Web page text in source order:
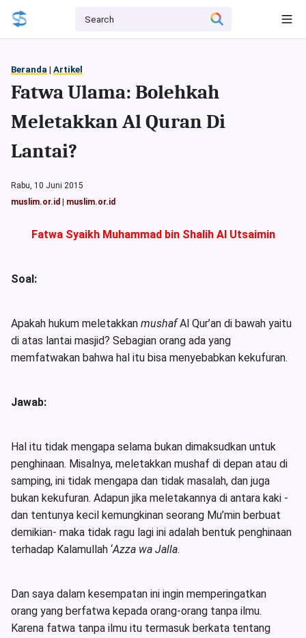
Beranda | Artikel
Fatwa Ulama: Bolehkah
Meletakkan Al Quran Di
Lantai?
Rabu, 10 Juni 2015
muslim.or.id
muslim.or.id
Fatwa Syaikh Muhammad bin Shalih Al Utsaimin
Soal:
Apakah hukum meletakkan mushafAl Qur’an di bawah yaitu
di atas lantai masjid? Sebagian orang ada yang
memfatwakan bahwa hal itu bisa menyebabkan kekufuran.
Jawab:
Hal itu tidak mengapa selama bukan dimaksudkan untuk
penghinaan. Misalnya, meletakkan mushaf di depan atau di
samping, ini tidak mengapa dan tidak masalah, dan juga
bukan kekufuran. Adapun jika meletakannya di antara kaki -
dan tentunya kecil kemungkinan seorang Mu’min berbuat
demikian- maka tidak ragu lagi ini adalah bentuk penghinaan
terhadap Kalamullah ‘Azza wa Jalla.
Dan saya dalam kesempatan ini ingin memperingatkan
orang yang berfatwa kepada orang-orang tanpa ilmu.
Karena fatwa tanpa ilmu itu termasuk berkata tentang